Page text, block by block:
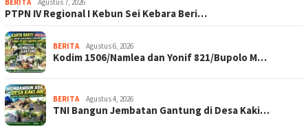
BERITA Agustus 7, 2026
PTPN IV Regional I Kebun Sei Kebara Beri…
BERITA Agustus 6, 2026
Kodim 1506/Namlea dan Yonif 821/Bupolo M…
BERITA Agustus 4, 2026
TNI Bangun Jembatan Gantung di Desa Kaki…